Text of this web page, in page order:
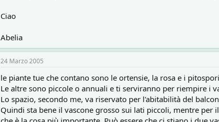
Ciao
Abelia
24 Marzo 2005
le piante tue che contano sono le ortensie, la rosa e i
Le altre sono piccole o annuali e ti serviranno per riempire i
Lo spazio, secondo me, va riservato per l'abitabilità del
Quindi sta bene il vascone grosso sui lati piccoli, mentre